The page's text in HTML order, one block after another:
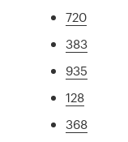
720
383
935
128
368